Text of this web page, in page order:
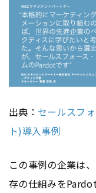
出典： セールスフ
ト)導入事例
この事例の企業は
存の仕組みを